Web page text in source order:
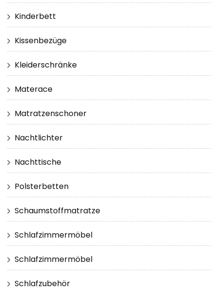
Kinderbett
Kissenbezüge
Kleiderschränke
Materace
Matratzenschoner
Nachtlichter
Nachttische
Polsterbetten
Schaumstoffmatratze
Schlafzimmermöbel
Schlafzimmermöbel
Schlafzubehör